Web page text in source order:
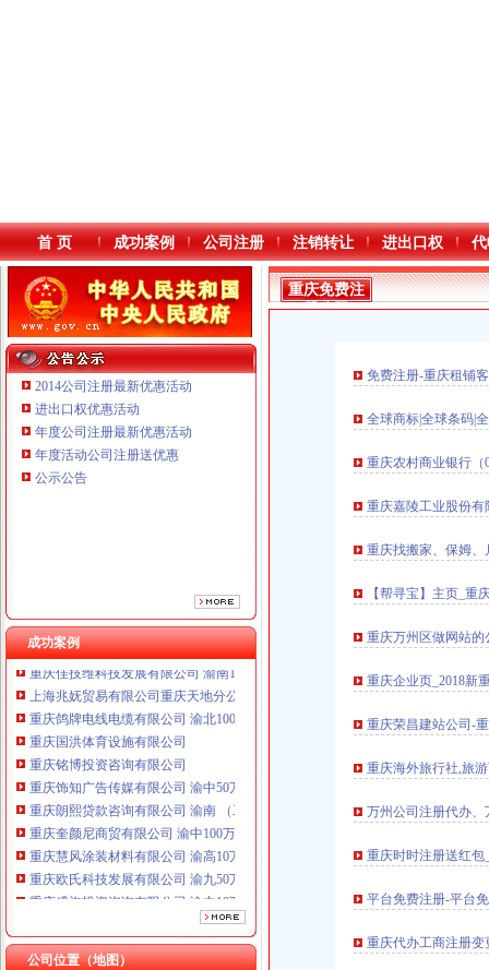
本站导航
首 页 成功案例 公司注册 注销转让 进出口权
2014公司注册最新优惠活动
进出口权优惠活动
年度公司注册最新优惠活动
年度活动公司注册送优惠
公示公告
成功案例
重庆鸽牌电线电缆有限公司 渝北10010万 (进出口权)
重庆国洪体育设施有限公司
重庆欧氏科技发展有限公司 渝九50万 （进出口权）
重庆盛旗投资咨询有限公司 渝中10万 （工商注册）
重庆佳技维科技发展有限公司 渝南100万 （进出口权）
上海兆妩贸易有限公司重庆天地分公司 渝中 （工商注册）
重庆鸽牌电线电缆有限公司 渝北10010万 (进出口权)
重庆国洪体育设施有限公司
重庆铭博投资咨询有限公司
重庆饰知广告传媒有限公司 渝中50万 （工商注册）
重庆朗熙贷款咨询有限公司 渝南 （工商注册）
重庆奎颜尼商贸有限公司 渝中100万 （工商注册）
重庆慧风涂装材料有限公司 渝高10万 （工商注册）
重庆欧氏科技发展有限公司 渝九50万 （进出口权）
重庆盛旗投资咨询有限公司 渝中10万 （工商注册）
重庆佳技维科技发展有限公司 渝南100万 （进出口权）
上海兆妩贸易有限公司重庆天地分公司 渝中 （工商注册）
公司位置（地图）
重庆免费注
册公司
免费注册-重庆租铺客
全球商标|全球条码|
重庆农村商业银行（
重庆嘉陵工业股份
重庆找搬家、保姆
【帮寻宝】主页_重
重庆万州区做网站
重庆企业页_2018新
重庆荣昌建站公司-
重庆海外旅行社,旅
万州公司注册代办
重庆时时注册送红
平台免费注册-平台
重庆代办工商注册变